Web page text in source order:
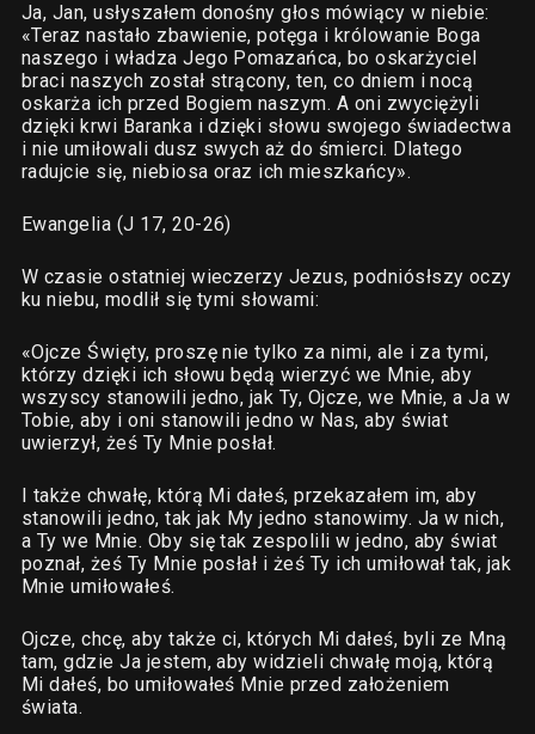
Ja, Jan, usłyszałem donośny głos mówiący w niebie:
«Teraz nastało zbawienie, potęga i królowanie Boga
naszego i władza Jego Pomazańca, bo oskarżyciel
braci naszych został strącony, ten, co dniem i nocą
oskarża ich przed Bogiem naszym. A oni zwyciężyli
dzięki krwi Baranka i dzięki słowu swojego świadectwa
i nie umiłowali dusz swych aż do śmierci. Dlatego
radujcie się, niebiosa oraz ich mieszkańcy».
Ewangelia (J 17, 20-26)
W czasie ostatniej wieczerzy Jezus, podniósłszy oczy
ku niebu, modlił się tymi słowami:
«Ojcze Święty, proszę nie tylko za nimi, ale i za tymi,
którzy dzięki ich słowu będą wierzyć we Mnie, aby
wszyscy stanowili jedno, jak Ty, Ojcze, we Mnie, a Ja w
Tobie, aby i oni stanowili jedno w Nas, aby świat
uwierzył, żeś Ty Mnie posłał.
I także chwałę, którą Mi dałeś, przekazałem im, aby
stanowili jedno, tak jak My jedno stanowimy. Ja w nich,
a Ty we Mnie. Oby się tak zespolili w jedno, aby świat
poznał, żeś Ty Mnie posłał i żeś Ty ich umiłował tak, jak
Mnie umiłowałeś.
Ojcze, chcę, aby także ci, których Mi dałeś, byli ze Mną
tam, gdzie Ja jestem, aby widzieli chwałę moją, którą
Mi dałeś, bo umiłowałeś Mnie przed założeniem
świata.